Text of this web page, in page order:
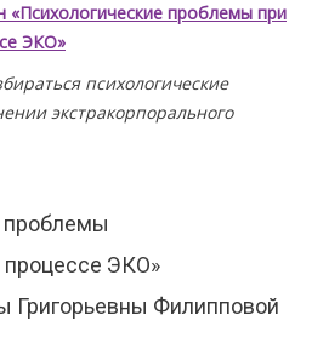
проблемы при
ЭКО»
психологические
экстракорпорального
проблемы
процессе ЭКО»
Григорьевны Филипповой